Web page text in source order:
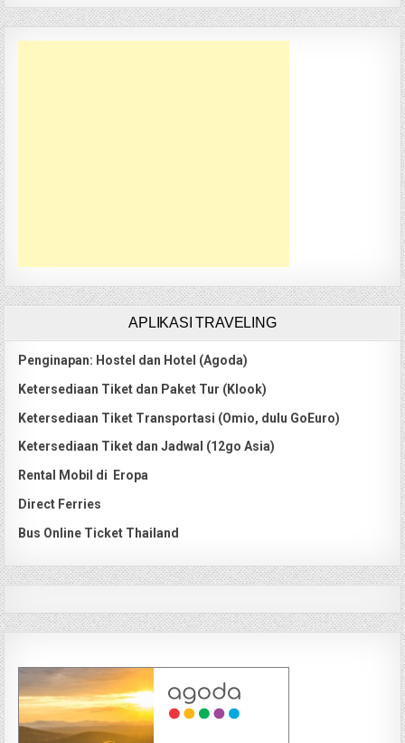
APLIKASI TRAVELING
Penginapan: Hostel dan Hotel (Agoda)
Ketersediaan Tiket dan Paket Tur (Klook)
Ketersediaan Tiket Transportasi (Omio, dulu GoEuro)
Ketersediaan Tiket dan Jadwal (12go Asia)
Rental Mobil di Eropa
Direct Ferries
Bus Online Ticket Thailand